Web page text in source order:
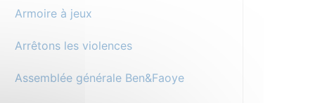
Armoire à jeux
Arrêtons les violences
Assemblée générale Ben&Faoye